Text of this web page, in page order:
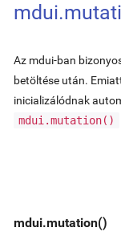
Az mdui-ban
betöltése után.
inicializálódnak
mdui.mutation()
mdui.mutation()